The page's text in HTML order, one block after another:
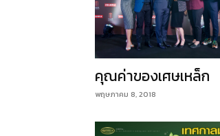
คุณค่าของเศษเหล็ก
พฤษภาคม 8, 2018